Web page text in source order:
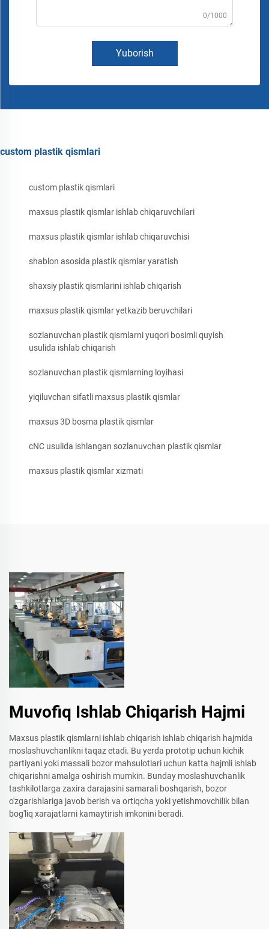
0/1000
Yuborish
custom plastik qismlari
custom plastik qismlari
maxsus plastik qismlar ishlab chiqaruvchilari
maxsus plastik qismlar ishlab chiqaruvchisi
shablon asosida plastik qismlar yaratish
shaxsiy plastik qismlarini ishlab chiqarish
maxsus plastik qismlar yetkazib beruvchilari
sozlanuvchan plastik qismlarni yuqori bosimli quyish
usulida ishlab chiqarish
sozlanuvchan plastik qismlarning loyihasi
yiqiluvchan sifatli maxsus plastik qismlar
maxsus 3D bosma plastik qismlar
cNC usulida ishlangan sozlanuvchan plastik qismlar
maxsus plastik qismlar xizmati
Muvofiq Ishlab Chiqarish Hajmi
Maxsus plastik qismlarni ishlab chiqarish ishlab chiqarish hajmida
moslashuvchanlikni taqaz etadi. Bu yerda prototip uchun kichik
partiyani yoki massali bozor mahsulotlari uchun katta hajmli ishlab
chiqarishni amalga oshirish mumkin. Bunday moslashuvchanlik
tashkilotlarga zaxira darajasini samarali boshqarish, bozor
o'zgarishlariga javob berish va ortiqcha yoki yetishmovchilik bilan
bog'liq xarajatlarni kamaytirish imkonini beradi.